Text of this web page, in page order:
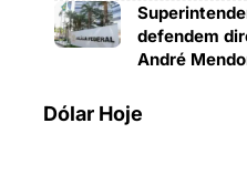
defendem
André
Dólar Hoje